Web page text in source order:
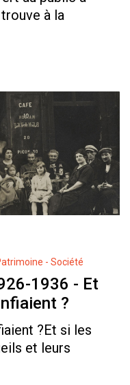
à la
- Société
1936 - Et
?
?Et si les
et leurs